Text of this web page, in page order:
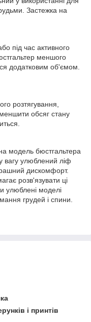
Застежка на
під час активного
меншого
додатковим об'ємом.
розтягування,
обсяг стану
модель бюстгальтера
вагу улюблений ліф
дискомфорт.
розв'язувати ці
улюблені моделі
грудей і спини.
і принтів